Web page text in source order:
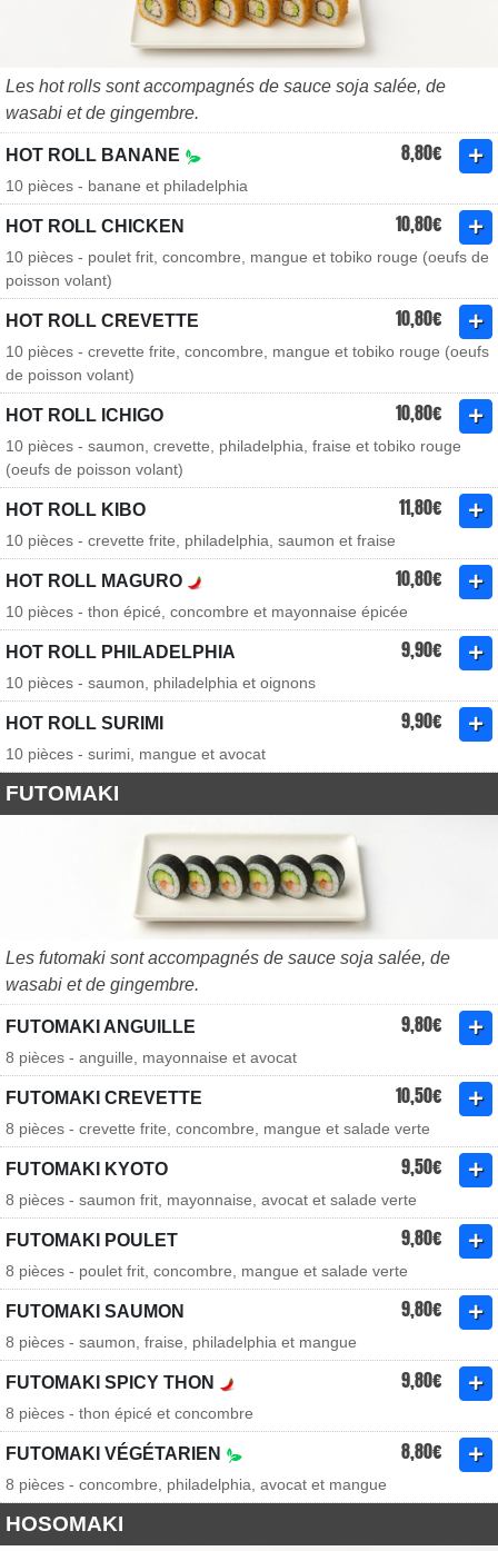
Les hot rolls sont accompagnés de sauce soja salée, de
wasabi et de gingembre.
HOT ROLL BANANE 8,80€
10 pièces - banane et philadelphia
HOT ROLL CHICKEN 10,80€
10 pièces - poulet frit, concombre, mangue et tobiko rouge (oeufs de
poisson volant)
HOT ROLL CREVETTE 10,80€
10 pièces - crevette frite, concombre, mangue et tobiko rouge (oeufs
de poisson volant)
HOT ROLL ICHIGO 10,80€
10 pièces - saumon, crevette, philadelphia, fraise et tobiko rouge
(oeufs de poisson volant)
HOT ROLL KIBO 11,80€
10 pièces - crevette frite, philadelphia, saumon et fraise
HOT ROLL MAGURO 10,80€
10 pièces - thon épicé, concombre et mayonnaise épicée
HOT ROLL PHILADELPHIA 9,90€
10 pièces - saumon, philadelphia et oignons
HOT ROLL SURIMI 9,90€
10 pièces - surimi, mangue et avocat
FUTOMAKI
Les futomaki sont accompagnés de sauce soja salée, de
wasabi et de gingembre.
FUTOMAKI ANGUILLE 9,80€
8 pièces - anguille, mayonnaise et avocat
FUTOMAKI CREVETTE 10,50€
8 pièces - crevette frite, concombre, mangue et salade verte
FUTOMAKI KYOTO 9,50€
8 pièces - saumon frit, mayonnaise, avocat et salade verte
FUTOMAKI POULET 9,80€
8 pièces - poulet frit, concombre, mangue et salade verte
FUTOMAKI SAUMON 9,80€
8 pièces - saumon, fraise, philadelphia et mangue
FUTOMAKI SPICY THON 9,80€
8 pièces - thon épicé et concombre
FUTOMAKI VÉGÉTARIEN 8,80€
8 pièces - concombre, philadelphia, avocat et mangue
HOSOMAKI